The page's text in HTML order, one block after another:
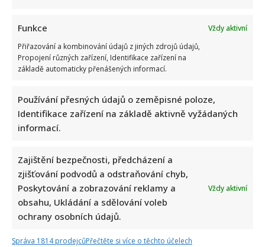
Funkce
Vždy aktivní
Přiřazování a kombinování údajů z jiných zdrojů údajů,
Propojení různých zařízení, Identifikace zařízení na
základě automaticky přenášených informací.
Používání přesných údajů o zeměpisné poloze,
Identifikace zařízení na základě aktivně vyžádaných
informací.
Zajištění bezpečnosti, předcházení a
zjišťování podvodů a odstraňování chyb,
Poskytování a zobrazování reklamy a
obsahu, Ukládání a sdělování voleb
ochrany osobních údajů.
Vždy aktivní
Správa 1814 prodejcůPřečtěte si více o těchto účelech
Suchánek si rýpl do Macinky a jeho vyjádření o klimatické
krizi: Svým videem rozdělil společnost
Vědomostní kvíz pro fanoušky AZ-kvízu: Je čas zjistit, kdo
by se dostal k bankomatu pomocí 10 otázek